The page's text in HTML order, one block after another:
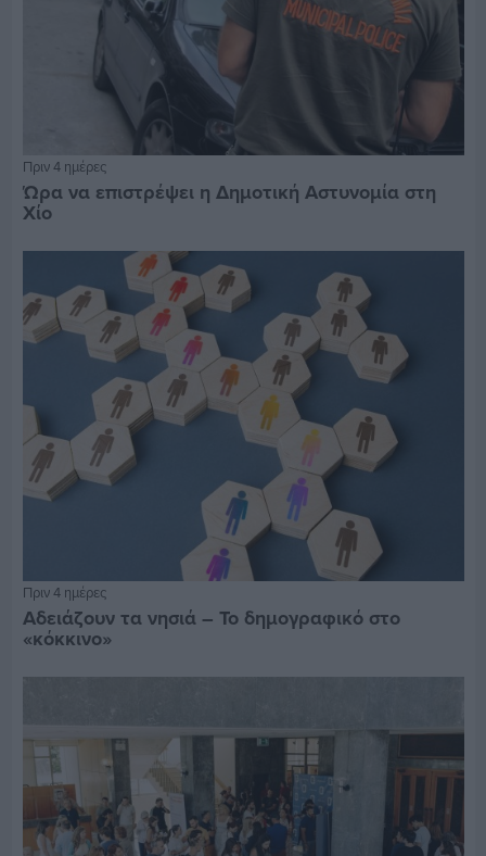
Πριν 4 ημέρες
Ώρα να επιστρέψει η Δημοτική Αστυνομία στη
Χίο
Πριν 4 ημέρες
Αδειάζουν τα νησιά – Το δημογραφικό στο
«κόκκινο»